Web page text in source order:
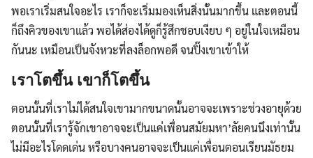
พอเราเริ่มสนใจอะไร เราก็จะเริ่มมองเห็นสิ่งนั้นมากขึ้น และตอนนี้
ก็ถึงคิวของเขาแล้ว พอได้ส่องได้ดูก็รู้สึกชอบเงียบ ๆ อยู่ในใจเหมือน
กันนะ เหมือนเป็นจังหวะที่ลงล็อกพอดี จนปิ๊งเขาเข้าให้
เราโตขึ้น เขาก็โตขึ้น
ตอนนั้นที่เราไม่ได้สนใจเขามากขนาดนั้นอาจจะเพราะช่วงอายุด้วย
ตอนนั้นที่เรารู้จักเขาอาจจะเป็นแค่เพื่อนสมัยมหา’ลัยคนนึงเท่านั้น
ไม่มีอะไรโดดเด่น หรือบางคนอาจจะเป็นแค่เพื่อนตอนเรียนมัธยม